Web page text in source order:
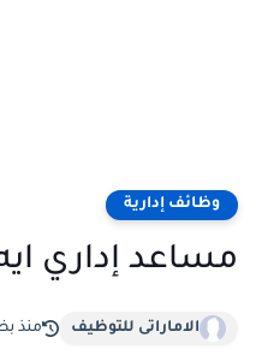
وظائف إدارية
مساعد إداري
الاماراتى للتوظيف منذ